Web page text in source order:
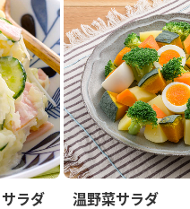
ラダ 温野菜サラダ